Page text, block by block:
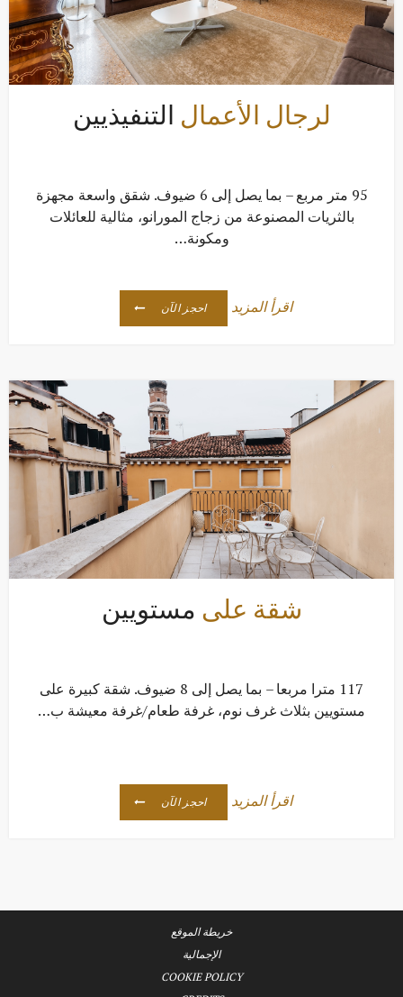
لرجال الأعمال التنفيذيين
95 متر مربع – بما يصل إلى 6 ضيوف. شقق واسعة مجهزة
بالثريات المصنوعة من زجاج المورانو، مثالية للعائلات
ومكونة…
اقرأ المزيد احجز الآن
شقة على مستويين
117 مترا مربعا – بما يصل إلى 8 ضيوف. شقة كبيرة على
مستويين بثلاث غرف نوم، غرفة طعام/غرفة معيشة ب…
اقرأ المزيد احجز الآن
خريطة الموقع
الإجمالية
COOKIE POLICY